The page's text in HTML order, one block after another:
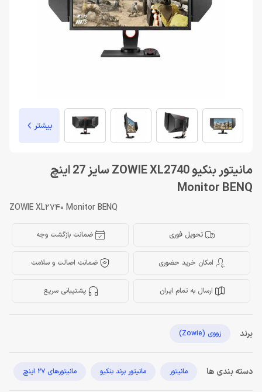
بیشتر
مانیتور بنکیو ZOWIE XL2740 سایز 27 اینچ
Monitor BENQ
ZOWIE XL2740 Monitor BENQ
تحویل فوری ضمانت بازگشت وجه
امکان خرید حضوری ضمانت اصالت و سلامت
ارسال به تمام ایران پشتیبانی سریع
برند زووی (Zowie)
دسته بندی ها مانیتور مانیتور برند بنکیو مانیتورهای 27 اینچ